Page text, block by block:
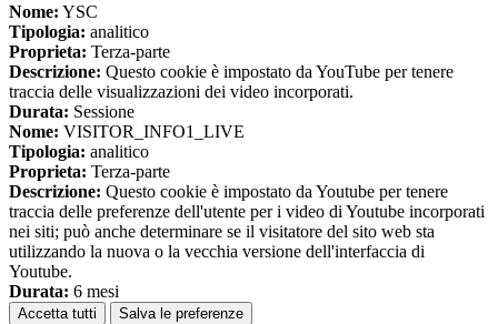
Nome: YSC
Tipologia: analitico
Proprieta: Terza-parte
Descrizione: Questo cookie è impostato da YouTube per tenere
traccia delle visualizzazioni dei video incorporati.
Durata: Sessione
Nome: VISITOR_INFO1_LIVE
Tipologia: analitico
Proprieta: Terza-parte
Descrizione: Questo cookie è impostato da Youtube per tenere
traccia delle preferenze dell'utente per i video di Youtube incorporati
nei siti; può anche determinare se il visitatore del sito web sta
utilizzando la nuova o la vecchia versione dell'interfaccia di
Youtube.
Durata: 6 mesi
Accetta tutti Salva le preferenze